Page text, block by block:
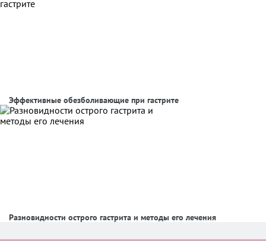
Эффективные обезболивающие при гастрите
Разновидности острого гастрита и методы его лечения